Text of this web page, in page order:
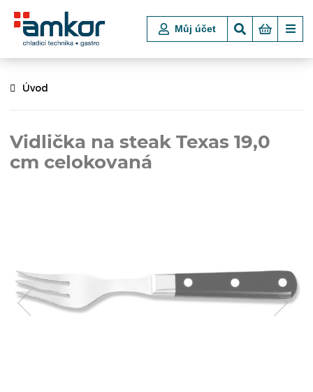
Můj účet
Úvod
Vidlička na steak Texas 19,0
cm celokovaná